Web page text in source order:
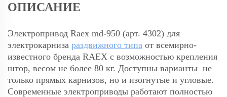
ОПИСАНИЕ
Электропривод Raex md-950 (арт. 4302) для
электрокарниза раздвижного типа от всемирно-
известного бренда RAEX с возможностью крепления
штор, весом не более 80 кг. Доступны варианты не
только прямых карнизов, но и изогнутые и угловые.
Современные электроприводы работают полностью